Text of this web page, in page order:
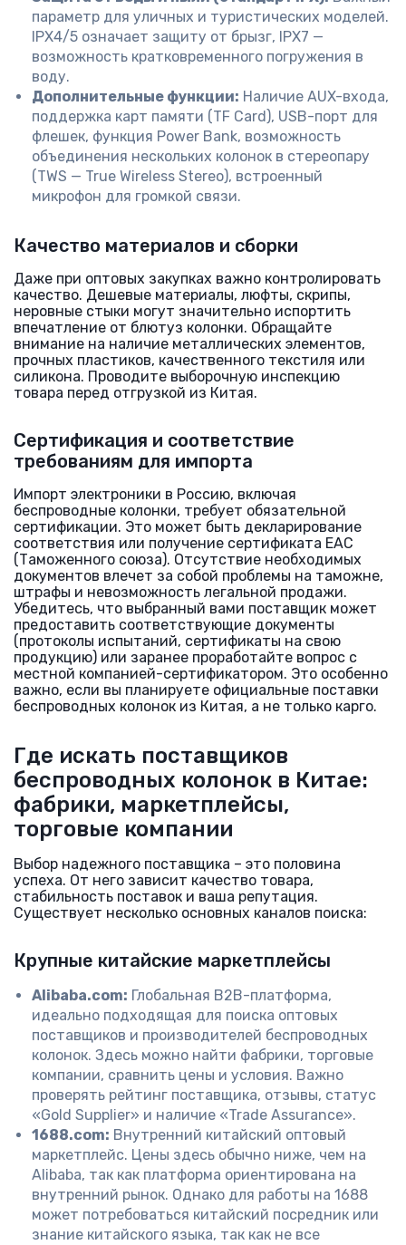
параметр для уличных и туристических моделей.
IPX4/5 означает защиту от брызг, IPX7 —
возможность кратковременного погружения в
воду.
Дополнительные функции: Наличие AUX-входа,
поддержка карт памяти (TF Card), USB-порт для
флешек, функция Power Bank, возможность
объединения нескольких колонок в стереопару
(TWS — True Wireless Stereo), встроенный
микрофон для громкой связи.
Качество материалов и сборки
Даже при оптовых закупках важно контролировать
качество. Дешевые материалы, люфты, скрипы,
неровные стыки могут значительно испортить
впечатление от блютуз колонки. Обращайте
внимание на наличие металлических элементов,
прочных пластиков, качественного текстиля или
силикона. Проводите выборочную инспекцию
товара перед отгрузкой из Китая.
Сертификация и соответствие
требованиям для импорта
Импорт электроники в Россию, включая
беспроводные колонки, требует обязательной
сертификации. Это может быть декларирование
соответствия или получение сертификата ЕАС
(Таможенного союза). Отсутствие необходимых
документов влечет за собой проблемы на таможне,
штрафы и невозможность легальной продажи.
Убедитесь, что выбранный вами поставщик может
предоставить соответствующие документы
(протоколы испытаний, сертификаты на свою
продукцию) или заранее проработайте вопрос с
местной компанией-сертификатором. Это особенно
важно, если вы планируете официальные поставки
беспроводных колонок из Китая, а не только карго.
Где искать поставщиков
беспроводных колонок в Китае:
фабрики, маркетплейсы,
торговые компании
Выбор надежного поставщика – это половина
успеха. От него зависит качество товара,
стабильность поставок и ваша репутация.
Существует несколько основных каналов поиска:
Крупные китайские маркетплейсы
Alibaba.com: Глобальная B2B-платформа,
идеально подходящая для поиска оптовых
поставщиков и производителей беспроводных
колонок. Здесь можно найти фабрики, торговые
компании, сравнить цены и условия. Важно
проверять рейтинг поставщика, отзывы, статус
«Gold Supplier» и наличие «Trade Assurance».
1688.com: Внутренний китайский оптовый
маркетплейс. Цены здесь обычно ниже, чем на
Alibaba, так как платформа ориентирована на
внутренний рынок. Однако для работы на 1688
может потребоваться китайский посредник или
знание китайского языка, так как не все